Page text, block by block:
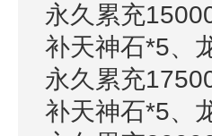
永久累充
补天神石*5、
永久累充
补天神石*5、